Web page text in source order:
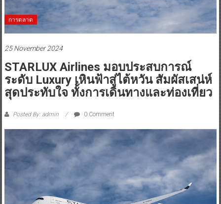
การตลาด
25 November 2024
STARLUX Airlines มอบประสบการณ์
ระดับ Luxury เหินฟ้าสู่ไต้หวัน สัมผัสเสน่ห์
สุดประทับใจ ทั้งการเดินทางและท่องเที่ยว
Posted By: admin 0 Comment